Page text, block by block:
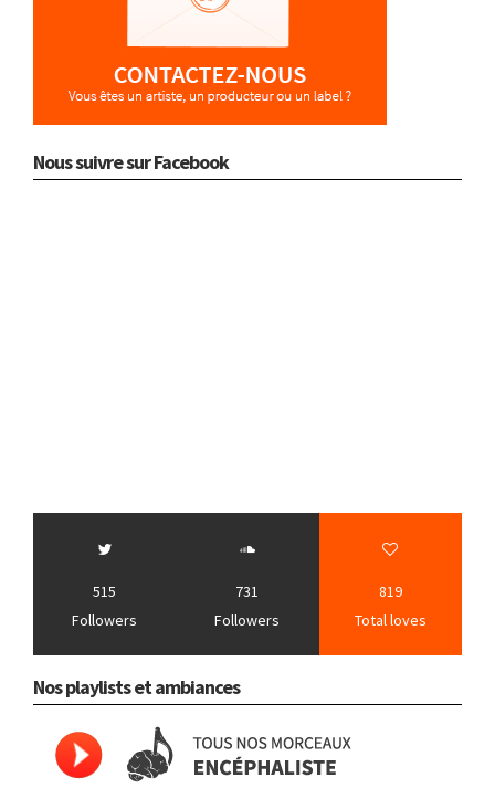
Nous suivre sur Facebook
515
Followers
731
Followers
819
Total loves
Nos playlists et ambiances